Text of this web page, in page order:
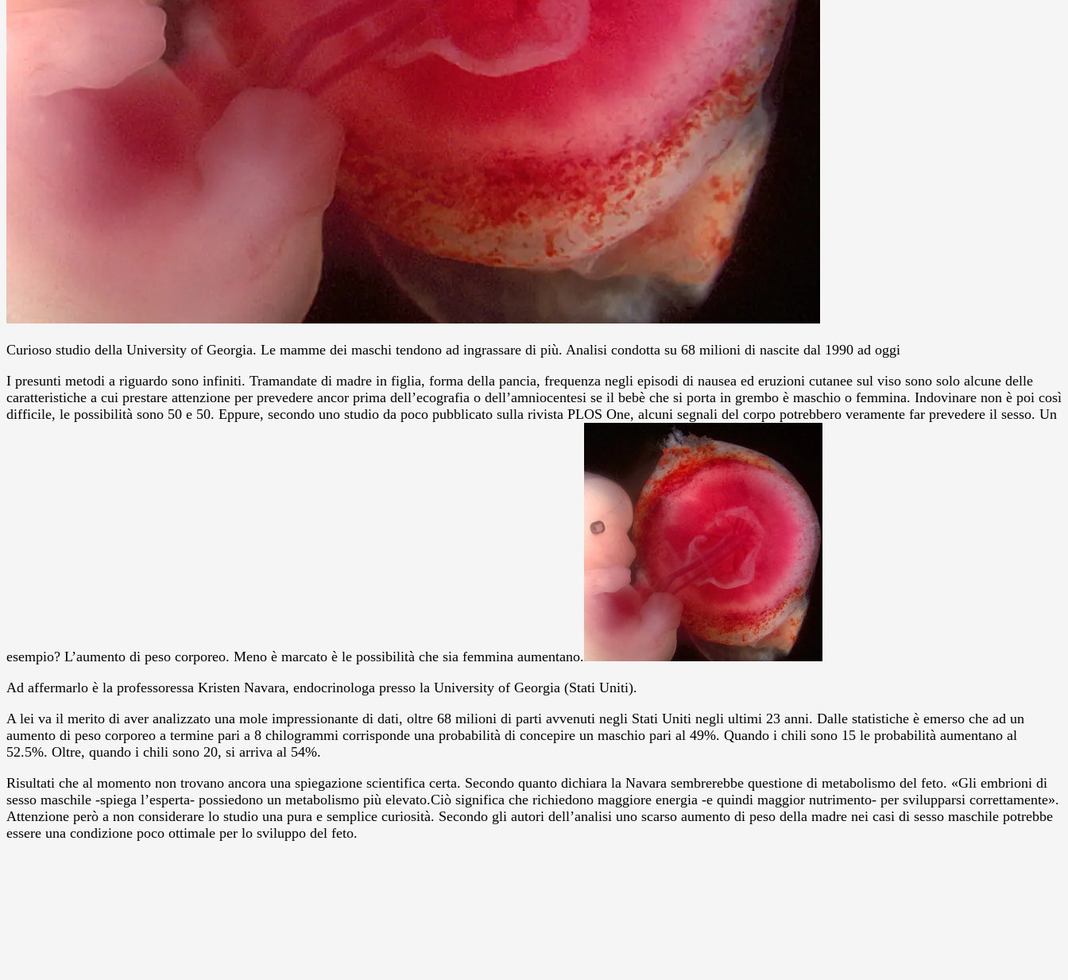
Curioso studio della University of Georgia. Le mamme dei maschi tendono ad ingrassare di più. Analisi condotta su 68 milioni di nascite dal 1990 ad oggi
I presunti metodi a riguardo sono infiniti. Tramandate di madre in figlia, forma della pancia, frequenza negli episodi di nausea ed eruzioni cutanee sul viso sono solo alcune delle
caratteristiche a cui prestare attenzione per prevedere ancor prima dell’ecografia o dell’amniocentesi se il bebè che si porta in grembo è maschio o femmina. Indovinare non è poi così
difficile, le possibilità sono 50 e 50. Eppure, secondo uno studio da poco pubblicato sulla rivista PLOS One, alcuni segnali del corpo potrebbero veramente far prevedere il sesso. Un
esempio? L’aumento di peso corporeo. Meno è marcato è le possibilità che sia femmina aumentano.
Ad affermarlo è la professoressa Kristen Navara, endocrinologa presso la University of Georgia (Stati Uniti).
A lei va il merito di aver analizzato una mole impressionante di dati, oltre 68 milioni di parti avvenuti negli Stati Uniti negli ultimi 23 anni. Dalle statistiche è emerso che ad un
aumento di peso corporeo a termine pari a 8 chilogrammi corrisponde una probabilità di concepire un maschio pari al 49%. Quando i chili sono 15 le probabilità aumentano al
52.5%. Oltre, quando i chili sono 20, si arriva al 54%.
Risultati che al momento non trovano ancora una spiegazione scientifica certa. Secondo quanto dichiara la Navara sembrerebbe questione di metabolismo del feto. «Gli embrioni di
sesso maschile -spiega l’esperta- possiedono un metabolismo più elevato.Ciò significa che richiedono maggiore energia -e quindi maggior nutrimento- per svilupparsi correttamente».
Attenzione però a non considerare lo studio una pura e semplice curiosità. Secondo gli autori dell’analisi uno scarso aumento di peso della madre nei casi di sesso maschile potrebbe
essere una condizione poco ottimale per lo sviluppo del feto.